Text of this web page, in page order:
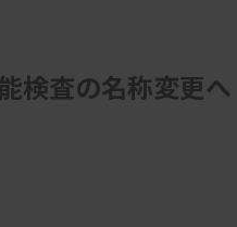
検査の名称変